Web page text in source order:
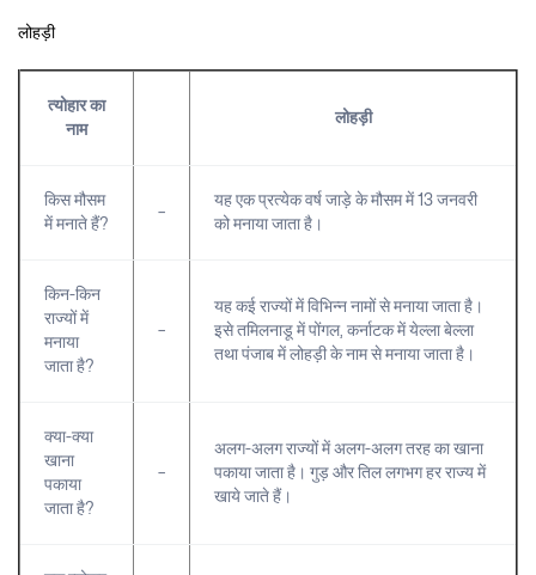
लोहड़ी
त्योहार का
नाम
लोहड़ी
किस मौसम
में मनाते हैं?
–
यह एक प्रत्येक वर्ष जाड़े के मौसम में 13 जनवरी
को मनाया जाता है।
किन-किन
राज्यों में
मनाया
जाता है?
–
यह कई राज्यों में विभिन्न नामों से मनाया जाता है।
इसे तमिलनाडू में पोंगल, कर्नाटक में येल्ला बेल्ला
तथा पंजाब में लोहड़ी के नाम से मनाया जाता है।
क्या-क्या
खाना
पकाया
जाता है?
–
अलग-अलग राज्यों में अलग-अलग तरह का खाना
पकाया जाता है। गुड़ और तिल लगभग हर राज्य में
खाये जाते हैं।